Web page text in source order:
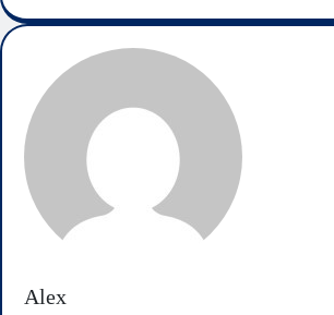
Alex